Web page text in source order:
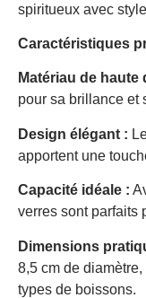
spiritueux avec
Caractéristiques
Matériau de haute
pour sa brillance et
Design élégant :
apportent une
Capacité idéale :
verres sont parfaits
Dimensions
8,5 cm de
types de boissons.